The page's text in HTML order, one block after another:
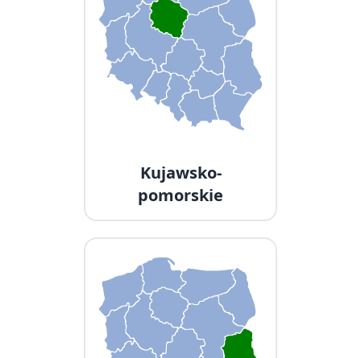
Kujawsko-
pomorskie